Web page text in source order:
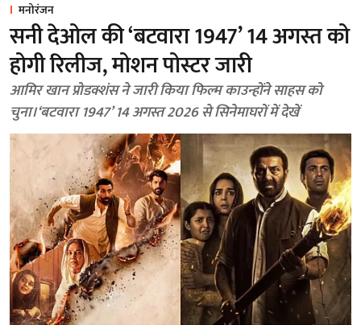
मनोरंजन
सनी देओल की ‘बटवारा 1947’ 14 अगस्त को
होगी रिलीज, मोशन पोस्टर जारी
आमिर खान प्रोडक्शंस ने जारी किया फिल्म काउन्होंने साहस को
चुना। ‘बटवारा 1947’ 14 अगस्त 2026 से सिनेमाघरों में देखें